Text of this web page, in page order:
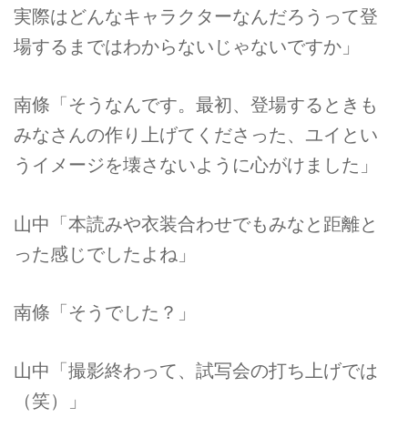
実際はどんなキャラクターなんだろうって登
場するまではわからないじゃないですか」
南條「そうなんです。最初、登場するときも
みなさんの作り上げてくださった、ユイとい
うイメージを壊さないように心がけました」
山中「本読みや衣装合わせでもみなと距離と
った感じでしたよね」
南條「そうでした？」
山中「撮影終わって、試写会の打ち上げでは
（笑）」